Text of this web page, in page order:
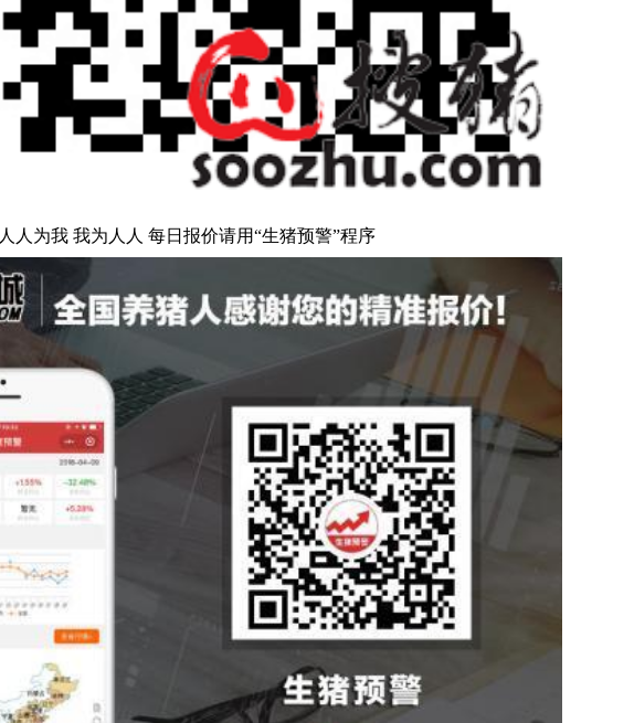
人人为我 我为人人 每日报价请用“生猪预警”程序